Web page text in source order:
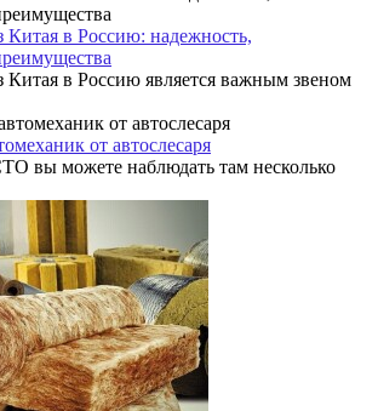
Китая в Россию: надежность,
Китая в Россию является важным звеном
от автослесаря
вы можете наблюдать там несколько